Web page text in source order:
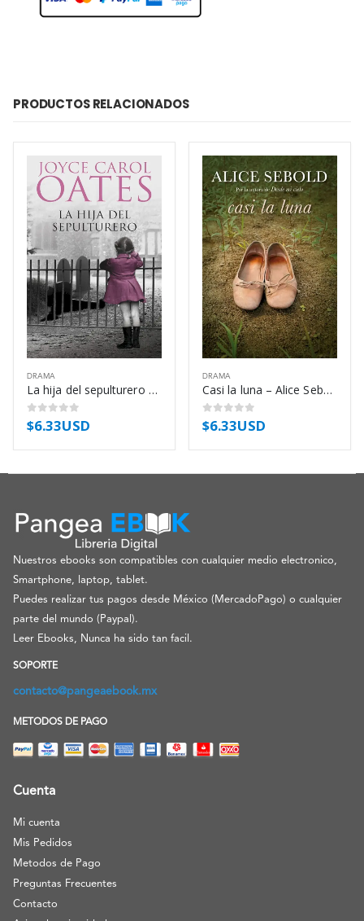
PRODUCTOS RELACIONADOS
DRAMA
La hija del sepulturero – Joyce Carol Oates
0out of 5
$6.33USD
DRAMA
Casi la luna – Alice Sebold
0out of 5
$6.33USD
Nuestros ebooks son compatibles con cualquier medio electronico,
Smartphone, laptop, tablet.
Puedes realizar tus pagos desde México (MercadoPago) o cualquier
parte del mundo (Paypal).
Leer Ebooks, Nunca ha sido tan facil.
SOPORTE
contacto@pangeaebook.mx
METODOS DE PAGO
Cuenta
Mi cuenta
Mis Pedidos
Metodos de Pago
Preguntas Frecuentes
Contacto